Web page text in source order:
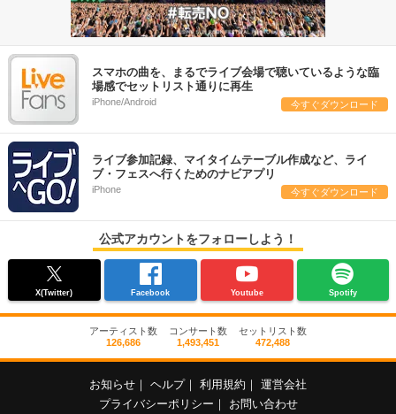
スマホの曲を、まるでライブ会場で聴いているような臨
場感でセットリスト通りに再生
iPhone/Android 今すぐダウンロード
ライブ参加記録、マイタイムテーブル作成など、ライ
ブ・フェスへ行くためのナビアプリ
iPhone 今すぐダウンロード
公式アカウントをフォローしよう！
X(Twitter) Facebook Youtube Spotify
アーティスト数
126,686
コンサート数
1,493,451
セットリスト数
472,488
お知らせ ヘルプ 利用規約
運営会社
プライバシーポリシー
お問い合わせ